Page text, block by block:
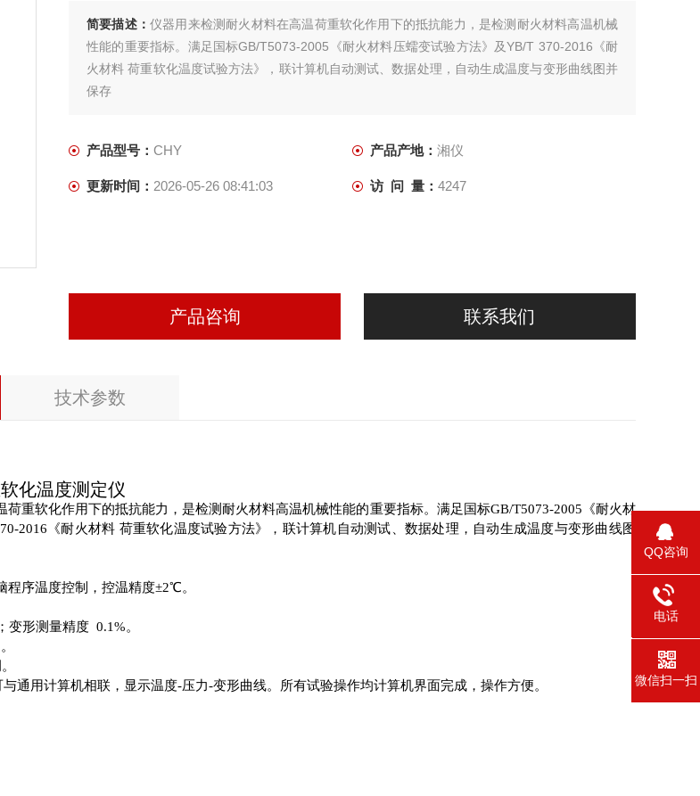
简要描述： 仪器用来检测耐火材料在高温荷重软化作用下的抵抗能力，是检测耐火材料高温机械
性能的重要指标。满足国标GB/T5073-2005《耐火材料压蠕变试验方法》及YB/T 370-2016《耐
火材料 荷重软化温度试验方法》，联计算机自动测试、数据处理，自动生成温度与变形曲线图并
保存
产品型号： CHY 产品产地： 湘仪
更新时间： 2026-05-26 08:41:03 访 问 量： 4247
产品咨询 联系我们
技术参数
温度测定仪
重软化作用下的抵抗能力，是检测耐火材料高温机械性能的重要指标。满足国标GB/T5073-2005《耐火材
2016《耐火材料 荷重软化温度试验方法》，联计算机自动测试、数据处理，自动生成温度与变形曲线图
序温度控制，控温精度±2℃。
变形测量精度 0.1%。
通用计算机相联，显示温度-压力-变形曲线。所有试验操作均计算机界面完成，操作方便。
QQ咨询
电话
微信扫一扫